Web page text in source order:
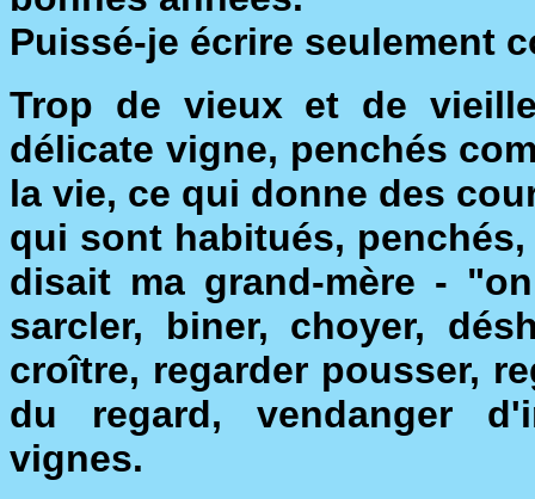
Puissé-je écrire seulement
Trop de vieux et de
délicate vigne, penchés
la vie, ce qui donne des
qui sont habitués,
disait ma grand-mère -
sarcler, biner, choyer,
croître, regarder pousser,
du regard, vendanger
vignes.